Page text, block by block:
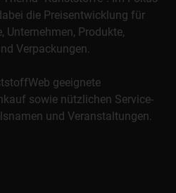
die Preisentwicklung für
Produkte,
Verpackungen.
geeignete
sowie nützlichen Service-
und Veranstaltungen.